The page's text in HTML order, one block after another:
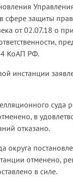
сфере защиты
от 02.07.18 о
КоАП РФ.
инстанции
суда
в
отказано.
округа
отменено,
в силе.